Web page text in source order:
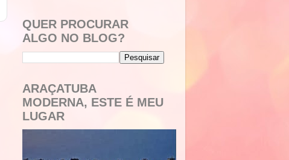
QUER PROCURAR
ALGO NO BLOG?
ARAÇATUBA
MODERNA, ESTE É MEU
LUGAR